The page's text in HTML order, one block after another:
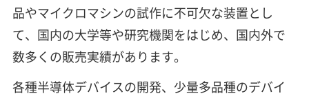
品やマイクロマシンの試作に不可欠な装置とし
て、国内の大学等や研究機関をはじめ、国内外で
数多くの販売実績があります。
各種半導体デバイスの開発、少量多品種のデバイ